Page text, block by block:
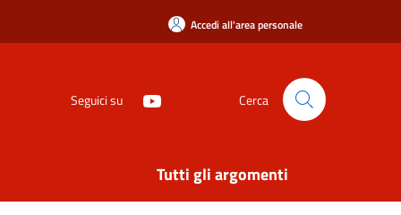
Accedi all'area personale
Seguici su Cerca
Tutti gli argomenti